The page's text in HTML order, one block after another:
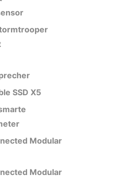
SSD X5
Modular
Modular